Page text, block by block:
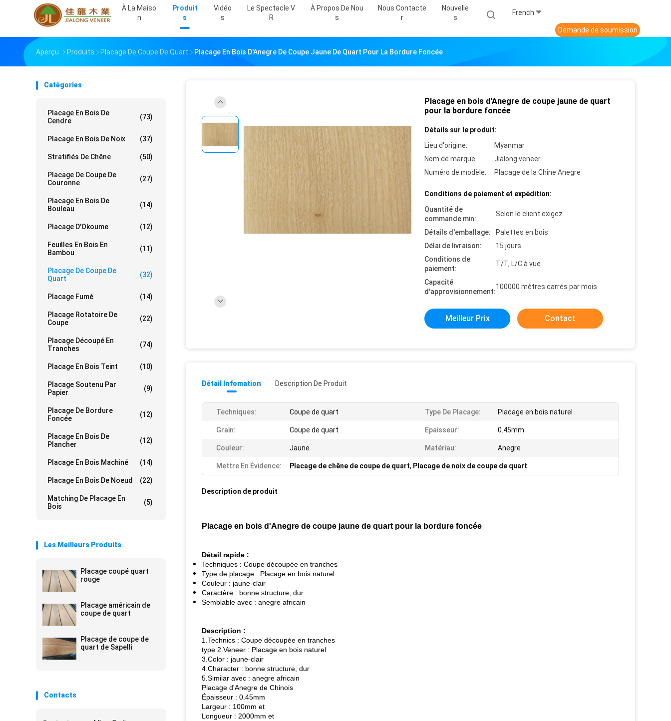
À La Maiso
N
Produit
S
Vidéo
S
Le Spectacle V
R
À Propos De Nou
S
Nous Contacte
R
Nouvelle
S
French
Demande de soumission
Aperçu Produits Placage De Coupe De Quart Placage En Bois D'Anegre De Coupe Jaune De Quart Pour La Bordure Foncée
Catégories
Placage En Bois De
Cendre
(73)
Placage En Bois De Noix (37)
Stratifiés De Chêne (50)
Placage De Coupe De
Couronne
(27)
Placage En Bois De
Bouleau
(14)
Placage D'Okoume (12)
Feuilles En Bois En
Bambou
(11)
Placage De Coupe De
Quart
(32)
Placage Fumé (14)
Placage Rotatoire De
Coupe
(22)
Placage Découpé En
Tranches
(74)
Placage En Bois Teint (10)
Placage Soutenu Par
Papier
(9)
Placage De Bordure
Foncée
(12)
Placage En Bois De
Plancher
(12)
Placage En Bois Machiné (14)
Placage En Bois De Noeud (22)
Matching De Placage En
Bois
(5)
Les Meilleurs Produits
Placage coupé quart
rouge
Placage américain de
coupe de quart
Placage de coupe de
quart de Sapelli
Contacts
Placage en bois d'Anegre de coupe jaune de quart
pour la bordure foncée
Détails sur le produit:
Lieu d'origine:
Myanmar
Nom de marque:
Jialong veneer
Numéro de modèle:
Placage de la Chine Anegre
Conditions de paiement et expédition:
Quantité de
commande min:
Selon le client exigez
Détails d'emballage:
Palettes en bois
Délai de livraison:
15 jours
Conditions de
paiement:
T/T, L/C à vue
Capacité
d'approvisionnement:
100000 mètres carrés par mois
Meilleur Prix Contact
Détail Infomation Description De Produit
Techniques: Coupe de quart Type De Placage: Placage en bois naturel
Grain: Coupe de quart Epaisseur: 0.45mm
Couleur: Jaune Matériau: Anegre
Mettre En Évidence: Placage de chêne de coupe de quart, Placage de noix de coupe de quart
Description de produit
Placage en bois d'Anegre de coupe jaune de quart pour la bordure foncée
Détail rapide :
Techniques : Coupe découpée en tranches
Type de placage : Placage en bois naturel
Couleur : jaune-clair
Caractère : bonne structure, dur
Semblable avec : anegre africain
Description :
1.Technics : Coupe découpée en tranches
type 2.Veneer : Placage en bois naturel
3.Color : jaune-clair
4.Character : bonne structure, dur
5.Similar avec : anegre africain
Placage d'Anegre de Chinois
Épaisseur : 0.45mm
Largeur : 100mm et
Longueur : 2000mm et